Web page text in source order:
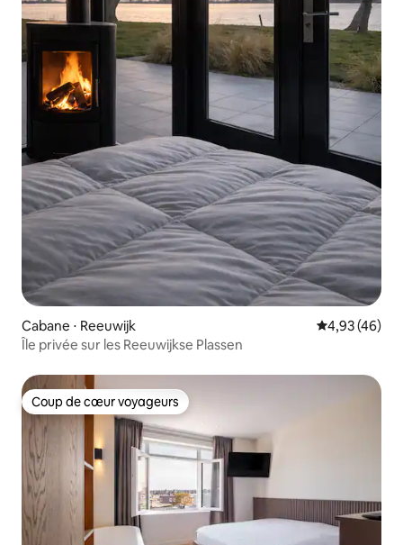
Cabane ⋅ Reeuwijk Évaluation
4,93 (46)
Île privée sur les Reeuwijkse Plassen
Coup de cœur voyageurs
Coup de cœur voyageurs